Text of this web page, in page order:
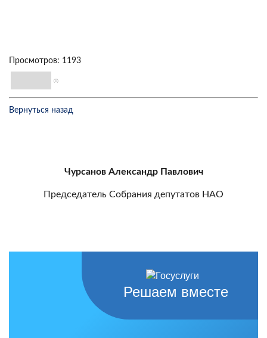
Просмотров: 1193
(0)
Вернуться назад
Чурсанов Александр Павлович
Председатель Собрания депутатов НАО
Решаем вместе